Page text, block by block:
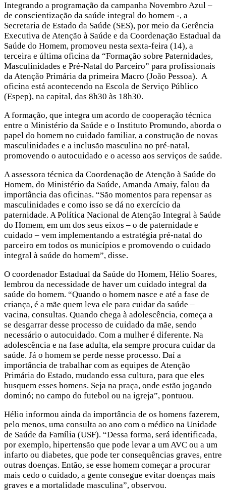
Integrando a programação da campanha Novembro Azul –
de conscientização da saúde integral do homem -, a
Secretaria de Estado da Saúde (SES), por meio da Gerência
Executiva de Atenção à Saúde e da Coordenação Estadual da
Saúde do Homem, promoveu nesta sexta-feira (14), a
terceira e última oficina da “Formação sobre Paternidades,
Masculinidades e Pré-Natal do Parceiro” para profissionais
da Atenção Primária da primeira Macro (João Pessoa). A
oficina está acontecendo na Escola de Serviço Público
(Espep), na capital, das 8h30 às 18h30.
A formação, que integra um acordo de cooperação técnica
entre o Ministério da Saúde e o Instituto Promundo, aborda o
papel do homem no cuidado familiar, a construção de novas
masculinidades e a inclusão masculina no pré-natal,
promovendo o autocuidado e o acesso aos serviços de saúde.
A assessora técnica da Coordenação de Atenção à Saúde do
Homem, do Ministério da Saúde, Amanda Amaiy, falou da
importância das oficinas. “São momentos para repensar as
masculinidades e como isso se dá no exercício da
paternidade. A Política Nacional de Atenção Integral à Saúde
do Homem, em um dos seus eixos – o de paternidade e
cuidado – vem implementando a estratégia pré-natal do
parceiro em todos os municípios e promovendo o cuidado
integral à saúde do homem”, disse.
O coordenador Estadual da Saúde do Homem, Hélio Soares,
lembrou da necessidade de haver um cuidado integral da
saúde do homem. “Quando o homem nasce e até a fase de
criança, é a mãe quem leva ele para cuidar da saúde –
vacina, consultas. Quando chega à adolescência, começa a
se desgarrar desse processo de cuidado da mãe, sendo
necessário o autocuidado. Com a mulher é diferente. Na
adolescência e na fase adulta, ela sempre procura cuidar da
saúde. Já o homem se perde nesse processo. Daí a
importância de trabalhar com as equipes de Atenção
Primária do Estado, mudando essa cultura, para que eles
busquem esses homens. Seja na praça, onde estão jogando
dominó; no campo do futebol ou na igreja”, pontuou.
Hélio informou ainda da importância de os homens fazerem,
pelo menos, uma consulta ao ano com o médico na Unidade
de Saúde da Família (USF). “Dessa forma, será identificada,
por exemplo, hipertensão que pode levar a um AVC ou a um
infarto ou diabetes, que pode ter consequências graves, entre
outras doenças. Então, se esse homem começar a procurar
mais cedo o cuidado, a gente consegue evitar doenças mais
graves e a mortalidade masculina”, observou.